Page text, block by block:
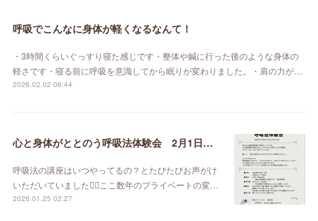
呼吸でこんなに身体が軽くなるなんて！
・3時間くらいぐっすり寝た感じです・整体や鍼に行った後のような身体の
軽さです・寝る前に呼吸を意識してから眠りが変わりました。・肩の力が…
2026.02.02 06:44
心と身体がととのう呼吸法体験会 2月1日（日）
呼吸法の講座はいつやってるの？とたびたびお声がけ
いただいていました🙇‍♀️ここ数年のプライベートの変…
2026.01.25 02:27